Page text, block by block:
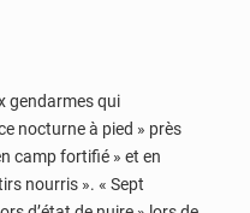
gendarmes qui
nocturne à pied » près
camp fortifié » et en
nourris ». « Sept